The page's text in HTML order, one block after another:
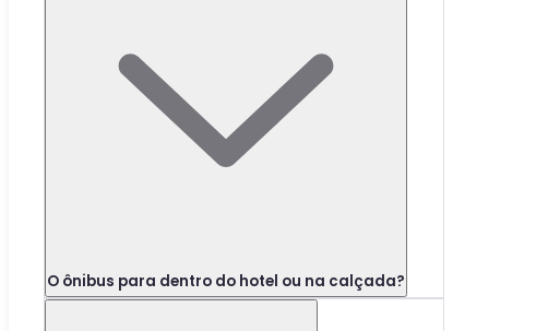
O ônibus para dentro do hotel ou na calçada?